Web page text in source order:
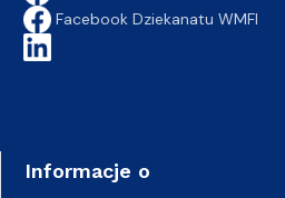
Facebook Dziekanatu WMFI
Informacje o